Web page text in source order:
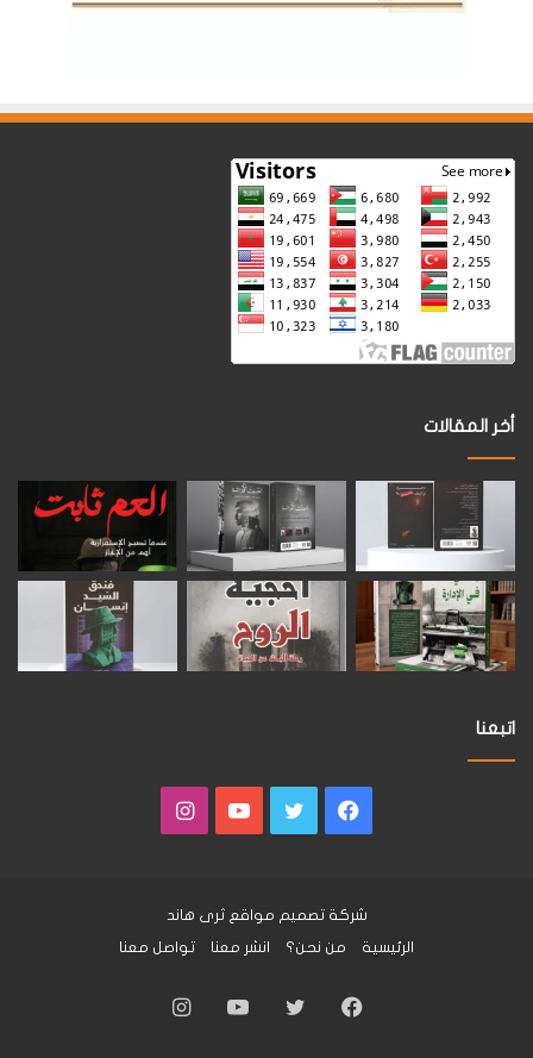
أخر المقالات
اتبعنا
فيسبوكتويتر يوتيوبانستقرام
شركة تصميم مواقع ثرى هاند
الرئيسية
من نحن؟ انشر معنا تواصل معنا
فيسبوكتويتر يوتيوبانستقرام